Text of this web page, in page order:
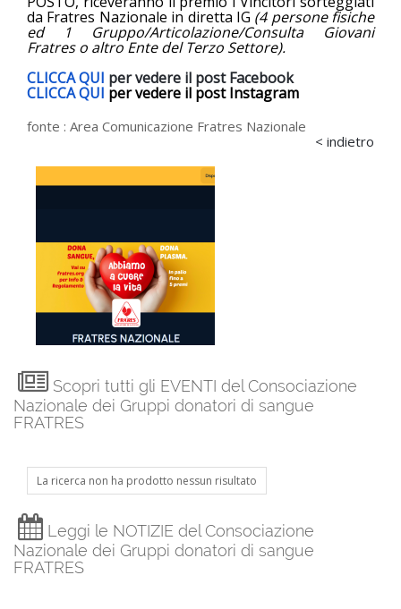
da Fratres Nazionale in diretta IG (4 persone fisiche
ed 1 Gruppo/Articolazione/Consulta Giovani
Fratres o altro Ente del Terzo Settore).
CLICCA QUI per vedere il post Facebook
CLICCA QUI per vedere il post Instagram
fonte : Area Comunicazione Fratres Nazionale
< indietro
Scopri tutti gli EVENTI del Consociazione
Nazionale dei Gruppi donatori di sangue
FRATRES
La ricerca non ha prodotto nessun risultato
Leggi le NOTIZIE del Consociazione
Nazionale dei Gruppi donatori di sangue
FRATRES